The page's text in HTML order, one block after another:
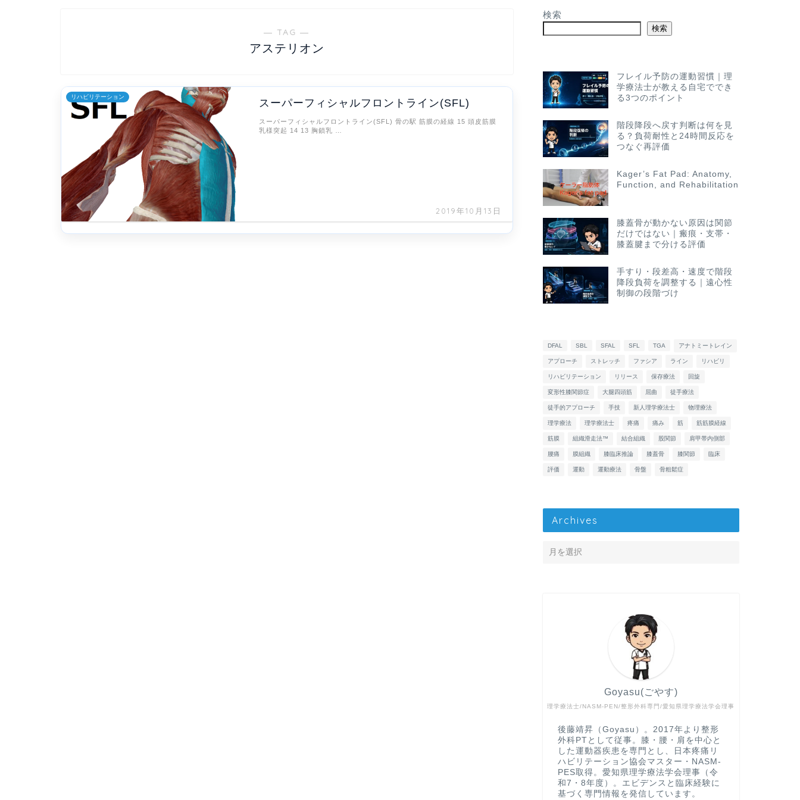
― TAG ―
アステリオン
リハビリテーション
スーパーフィシャルフロントライン(SFL)
2019年10月13日
スーパーフィシャルフロントライン(SFL) 骨の駅 筋膜の経線 15 頭皮筋膜
乳様突起 14 13 胸鎖乳 …
検索
検索
フレイル予防の運動習慣｜理
学療法士が教える自宅ででき
る3つのポイント
階段降段へ戻す判断は何を見
る？負荷耐性と24時間反応を
つなぐ再評価
Kager’s Fat Pad: Anatomy,
Function, and Rehabilitation
膝蓋骨が動かない原因は関節
だけではない｜瘢痕・支帯・
膝蓋腱まで分ける評価
手すり・段差高・速度で階段
降段負荷を調整する｜遠心性
制御の段階づけ
DFAL SBL SFAL SFL TGA アナトミートレイン
アプローチ ストレッチ ファシア ライン リハビリ
リハビリテーション リリース 保存療法 回旋
変形性膝関節症 大腿四頭筋 屈曲 徒手療法
徒手的アプローチ 手技 新人理学療法士 物理療法
理学療法 理学療法士 疼痛 痛み 筋 筋筋膜経線
筋膜 組織滑走法™ 結合組織 股関節 肩甲帯内側部
腰痛 膜組織 膝臨床推論 膝蓋骨 膝関節 臨床
評価 運動 運動療法 骨盤 骨粗鬆症
Archives
理学療法士/NASM-PEN/整形外科専門/愛知県理学療法学会理事
Goyasu(ごやす)
後藤靖昇（Goyasu）。2017年より整形
外科PTとして従事。膝・腰・肩を中心と
した運動器疾患を専門とし、日本疼痛リ
ハビリテーション協会マスター・NASM-
PES取得。愛知県理学療法学会理事（令
和7・8年度）。エビデンスと臨床経験に
基づく専門情報を発信しています。